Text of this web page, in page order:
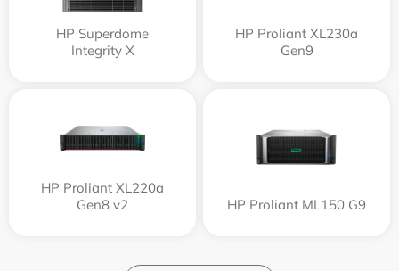
HP Superdome
Integrity Х
HP Proliant XL230a
Gen9
HP Proliant XL220a
Gen8 v2
HP Proliant ML150 G9